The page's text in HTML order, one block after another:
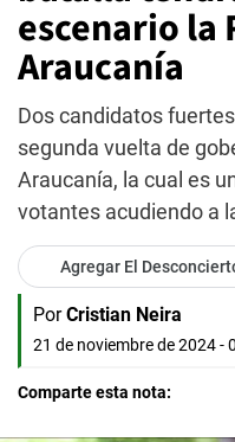
escenario la
Araucanía
Dos candidatos
segunda vuelta de
Araucanía, la cual es
votantes acudiendo a
Agregar El
Por Cristian Neira
21 de noviembre de 2024 -
Comparte esta nota: